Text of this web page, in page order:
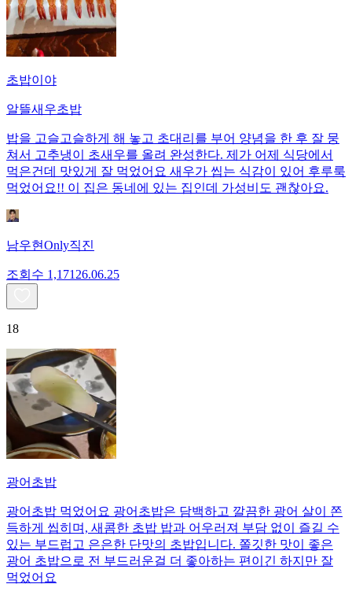
초밥이야
알뜰새우초밥
밥을 고슬고슬하게 해 놓고 초대리를 부어 양념을 한 후 잘 뭉
쳐서 고추냉이 초새우를 올려 완성한다. 제가 어제 식당에서
먹은건데 맛있게 잘 먹었어요 새우가 씹는 식감이 있어 후루룩
먹었어요!! 이 집은 동네에 있는 집인데 가성비도 괜찮아요.
남우현Only직진
조회수 1,171 26.06.25
18
광어초밥
광어초밥 먹었어요 광어초밥은 담백하고 깔끔한 광어 살이 쫀
득하게 씹히며, 새콤한 초밥 밥과 어우러져 부담 없이 즐길 수
있는 부드럽고 은은한 단맛의 초밥입니다. 쫄깃한 맛이 좋은
광어 초밥으로 전 부드러운걸 더 좋아하는 편이긴 하지만 잘
먹었어요